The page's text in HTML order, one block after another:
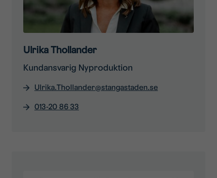
Ulrika Thollander
Kundansvarig Nyproduktion​
Ulrika.Thollander@stangastaden.se
013-20 86 33​